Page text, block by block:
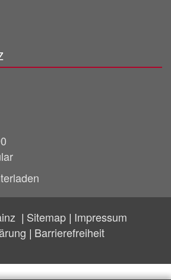
Sitemap Impressum
Barrierefreiheit